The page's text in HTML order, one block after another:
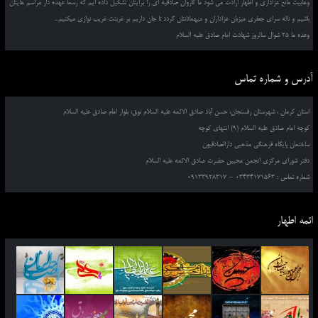
باشیم و ناله سرای جعفری میزبان عزاداران و میهمانانتان گردد تا جان داریم بر غربتت غریب نوازی میکنیم...
وعده ما 25 شوال سالروز شهادت امام صادق علیه السلام
آدرس و شماره تماس
استان کرمان ، شهرستان رفسنجان، حسن آباد صادق الائمه علیه السلام نوق، بلوار امام صادق علیه السلام
کوچه امام صادق علیه السلام (9) انتهای کوچه
ساختمان پایگاه فرهنگی مذهبی دارالصادقیون
دفتر شورای مرکزی انجمن محبین حضرت صادق الائمه علیه السلام
شماره تماس : 03434171563 – 09133928317
ائمه اطهار